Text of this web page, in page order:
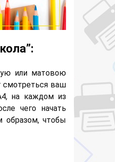
или матовою
смотреться ваш
на каждом из
чего начать
образом, чтобы